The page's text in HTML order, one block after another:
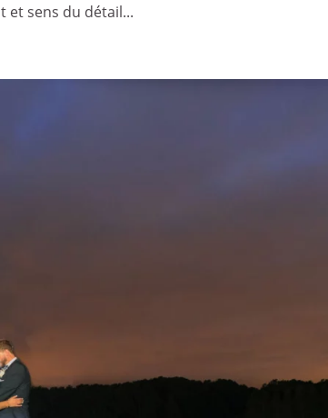
et sens du détail...